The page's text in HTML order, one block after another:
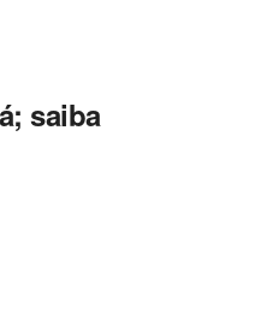
saiba